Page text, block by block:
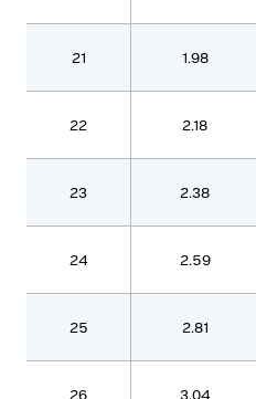
21 1.98
22 2.18
23 2.38
24 2.59
25 2.81
26 3.04